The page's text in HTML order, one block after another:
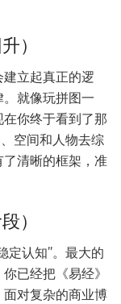
）
立起真正的逻
就像玩拼图一
你终于看到了那
空间和人物去综
清晰的框架，准
）
定认知”。最大的
已经把《易经》
对复杂的商业博